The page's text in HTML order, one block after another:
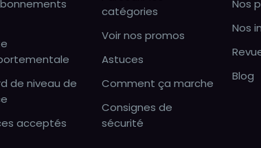
de niveau de
acceptés
catégories
Voir nos promos
Astuces
Comment ça marche
Consignes de
sécurité
Nos
Nos
Blog